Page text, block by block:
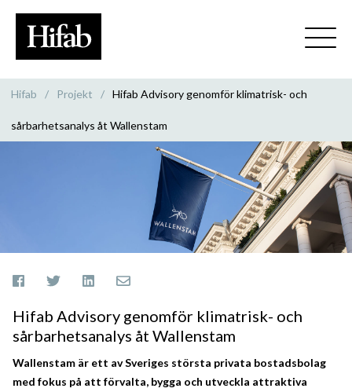
Hifab / Projekt / Hifab Advisory genomför klimatrisk- och
sårbarhetsanalys åt Wallenstam
Hifab Advisory genomför klimatrisk- och
sårbarhetsanalys åt Wallenstam
Wallenstam är ett av Sveriges största privata bostadsbolag
med fokus på att förvalta, bygga och utveckla attraktiva